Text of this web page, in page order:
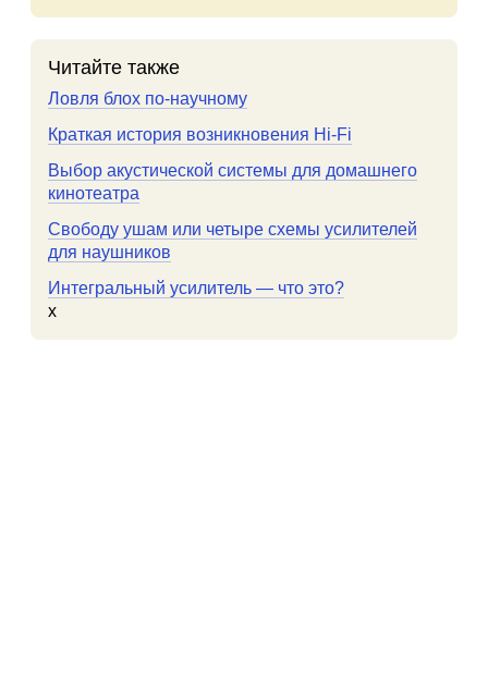
Читайте также
Ловля блох по-научному
Краткая история возникновения Hi-Fi
Выбор акустической системы для домашнего
кинотеатра
Свободу ушам или четыре схемы усилителей
для наушников
Интегральный усилитель — что это?
x